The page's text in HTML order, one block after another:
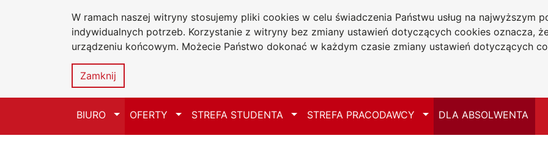
W ramach naszej witryny stosujemy pliki cookies w celu świadczenia Państwu usług na najwyższym
indywidualnych potrzeb. Korzystanie z witryny bez zmiany ustawień dotyczących cookies oznacza,
urządzeniu końcowym. Możecie Państwo dokonać w każdym czasie zmiany ustawień dotyczących
Zamknij
Przejdź do głównego menu
Przejdź do treści
Przejdź do wyszukiwarki
Przejdź do mapy serwisuUniwersytet
Jana Długosza w Częstochowie
Biuro Karier
Mapa serwisu
BIURO Przełącz
OFERTY Przełącz
STREFA STUDENTA Przełącz
STREFA PRACODAWCY PrzełączDLA ABSOLWENTA